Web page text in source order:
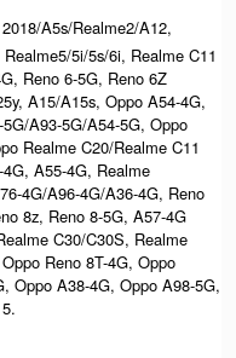
A5s/Realme2/A12,
5i/5s/6i, Realme C11
Reno 6-5G, Reno 6Z
A15/A15s, Oppo A54-4G,
A93-5G/A54-5G, Oppo
Realme C20/Realme C11
A55-4G, Realme
4G/A96-4G/A36-4G, Reno
8z, Reno 8-5G, A57-4G
C30/C30S, Realme
Reno 8T-4G, Oppo
Oppo A38-4G, Oppo A98-5G,